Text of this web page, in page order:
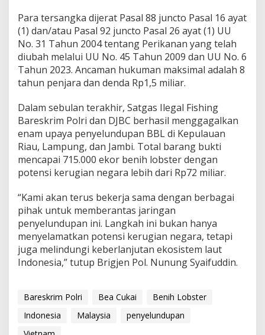
Para tersangka dijerat Pasal 88 juncto Pasal 16 ayat
(1) dan/atau Pasal 92 juncto Pasal 26 ayat (1) UU
No. 31 Tahun 2004 tentang Perikanan yang telah
diubah melalui UU No. 45 Tahun 2009 dan UU No. 6
Tahun 2023. Ancaman hukuman maksimal adalah 8
tahun penjara dan denda Rp1,5 miliar.
Dalam sebulan terakhir, Satgas Ilegal Fishing
Bareskrim Polri dan DJBC berhasil menggagalkan
enam upaya penyelundupan BBL di Kepulauan
Riau, Lampung, dan Jambi. Total barang bukti
mencapai 715.000 ekor benih lobster dengan
potensi kerugian negara lebih dari Rp72 miliar.
“Kami akan terus bekerja sama dengan berbagai
pihak untuk memberantas jaringan
penyelundupan ini. Langkah ini bukan hanya
menyelamatkan potensi kerugian negara, tetapi
juga melindungi keberlanjutan ekosistem laut
Indonesia,” tutup Brigjen Pol. Nunung Syaifuddin.
Bareskrim Polri Bea Cukai
Benih Lobster
Indonesia
Malaysia
penyelundupan